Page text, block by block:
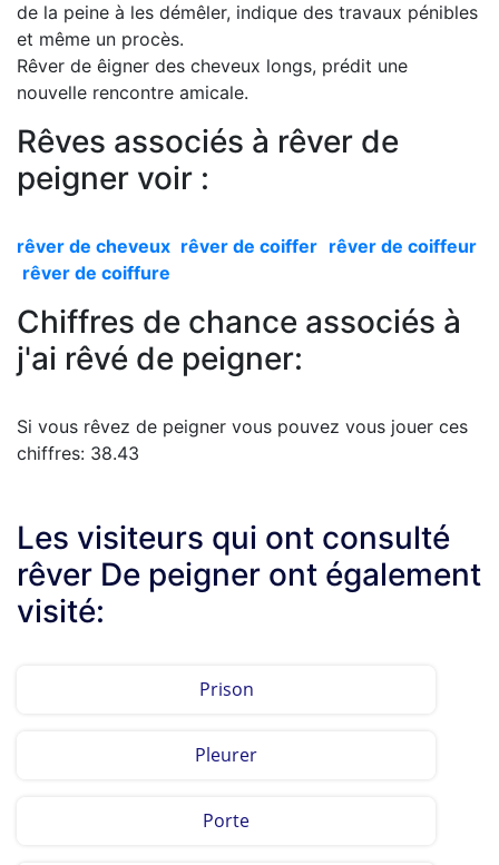
de la peine à les démêler, indique des travaux pénibles
et même un procès.
Rêver de êigner des cheveux longs, prédit une
nouvelle rencontre amicale.
Rêves associés à rêver de
peigner voir :
rêver de cheveux rêver de coiffer rêver de coiffeur
rêver de coiffure
Chiffres de chance associés à
j'ai rêvé de peigner:
Si vous rêvez de peigner vous pouvez vous jouer ces
chiffres: 38.43
Les visiteurs qui ont consulté
rêver De peigner ont également
visité:
Prison
Pleurer
Porte